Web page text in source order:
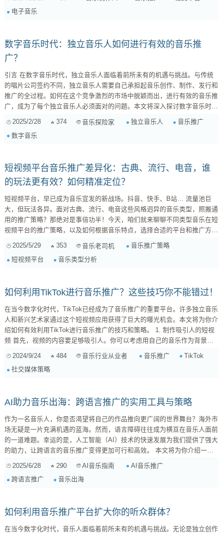
更符合你的目标。相对而言，Facebook 可能更适合一些成熟的听众。 2.
电子音乐
数字音乐时代：独立音乐人如何进行有效的音乐推
广？
引言 在数字音乐时代，独立音乐人面临着前所未有的机遇与挑战。与传统
的唱片公司签约不同，独立音乐人需要自己承担起音乐创作、制作、发行和
推广的全过程。如何在这个竞争激烈的市场中脱颖而出，进行有效的音乐推
广，成为了每个独立音乐人必须面对的问题。本文将深入探讨数字音乐时代
广活动之前，独立音乐人首先需要明确自己的目标受众。了解你的听众是
谁，他们的音乐口味、年龄层、地理位置、消费习惯等信息，将帮助你制定
2025/2/28 374 音乐探险家 独立音乐人
音乐推广
数字音乐
短视频平台音乐推广差异化：古典、流行、电音，谁
的玩法更有效？如何精准定位？
短视频平台，早已成为音乐宣发的新战场。抖音、快手、B站… 流量池巨
大，但玩法各异。面对古典、流行、电音这些风格迥异的音乐类型，照搬通
用的推广策略？那绝对是事倍功半！今天，咱们就来聊聊不同类型音乐在短
视频平台的推广策略，以及如何根据音乐特点，选择合适的平台和推广方
式，让你的音乐直击目标受众的心。我会尽量避免学院派的分析，用更接地
气的方式，结合案例和数据，帮你理清思路。 一、摸清门道：不同音乐类
型的受众画像 想做好推广，首先得了解你的听众是谁。不同类型的音乐，
2025/5/29 353 音乐老司机
音乐推广策略
短视频平台
音乐类型分析
如何利用TikTok进行音乐推广？这些技巧你不能错过！
在当今数字化时代，TikTok已经成为了音乐推广的重要平台。许多独立音乐
人和新兴艺术家通过这个短视频应用获得了巨大的曝光机会。本文将为你介
绍如何有效利用TikTok进行音乐推广的技巧和策略。 1. 制作吸引人的短视
频 首先，视频的内容要足够吸引人。你可以考虑用自己的音乐作为背景，
众模仿并使用你的音乐。这种互动性能够快速吸引大量用户的注意。 2. 参
与热门话题与挑战 TikTok上经常会有一些热门话题或挑战，你可以利用这
2024/9/24 484 音乐行业从业者 音乐推广
TikTok
社交媒体策略
AI助力音乐出海：跨语言推广的实用工具与策略
作为一名音乐人，你是否渴望将自己的作品推向更广阔的世界舞台？海外市
场无疑是一片充满机遇的蓝海。然而，语言障碍往往成为横亘在音乐人面前
的一道难题。幸运的是，人工智能（AI）技术的快速发展为我们提供了强大
的助力，让跨语言的音乐推广变得更加可行和高效。 本文将为你介绍一些
作为音乐的重要组成部分，其含义的精准传达至关重要。AI翻译工具能够帮
2025/6/28 290 AI音乐指南
AI音乐推广
跨语言推广
音乐出海
如何利用音乐推广平台扩大你的听众群体？
在当今数字化时代，音乐人面临着前所未有的机遇与挑战。无论是独立创作